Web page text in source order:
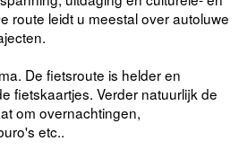
route leidt u meestal over autoluwe
De fietsroute is helder en
fietskaartjes. Verder natuurlijk de
om overnachtingen,
etc..